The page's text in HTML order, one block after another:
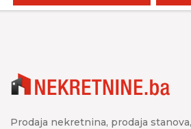
Prodaja nekretnina, prodaja